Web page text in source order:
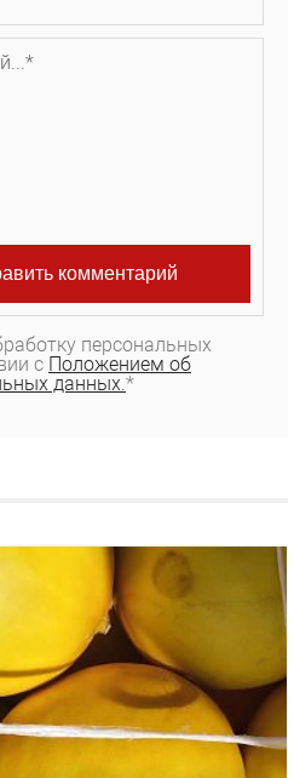
персональных
с Положением об
данных.*